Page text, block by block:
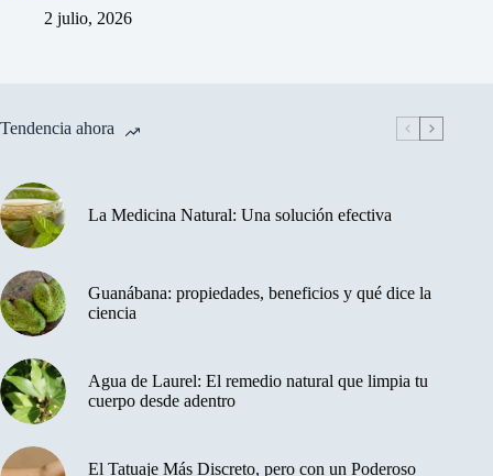
2 julio, 2026
Tendencia ahora
La Medicina Natural: Una solución efectiva
Guanábana: propiedades, beneficios y qué dice la
ciencia
Agua de Laurel: El remedio natural que limpia tu
cuerpo desde adentro
El Tatuaje Más Discreto, pero con un Poderoso